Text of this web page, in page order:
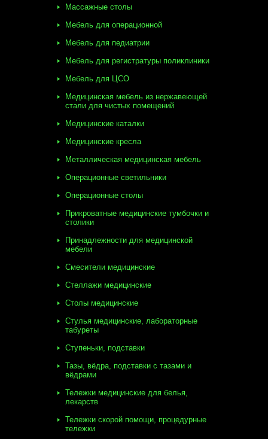
Массажные столы
Мебель для операционной
Мебель для педиатрии
Мебель для регистратуры поликлиники
Мебель для ЦСО
Медицинская мебель из нержавеющей
стали для чистых помещений
Медицинские каталки
Медицинские кресла
Металлическая медицинская мебель
Операционные светильники
Операционные столы
Прикроватные медицинские тумбочки и
столики
Принадлежности для медицинской
мебели
Смесители медицинские
Стеллажи медицинские
Столы медицинские
Стулья медицинские, лабораторные
табуреты
Ступеньки, подставки
Тазы, вёдра, подставки с тазами и
вёдрами
Тележки медицинские для белья,
лекарств
Тележки скорой помощи, процедурные
тележки